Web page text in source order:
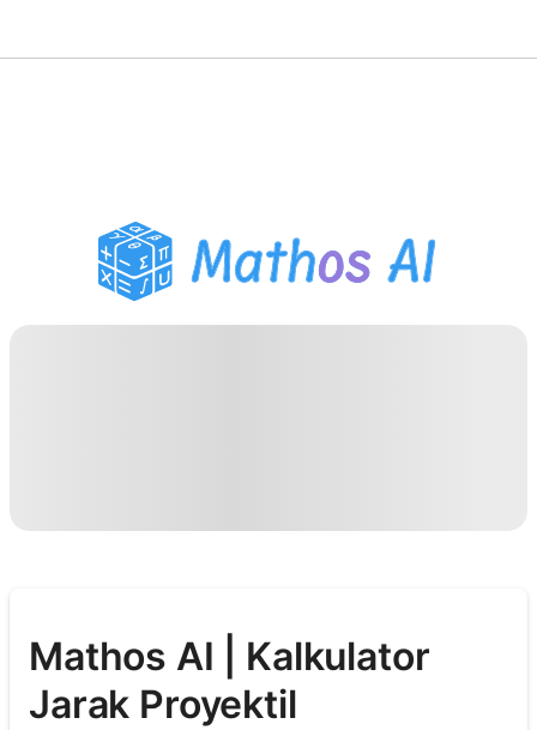
Pembantu PR PDF
Alat Belajar
Mathos AI | Kalkulator
Jarak Proyektil